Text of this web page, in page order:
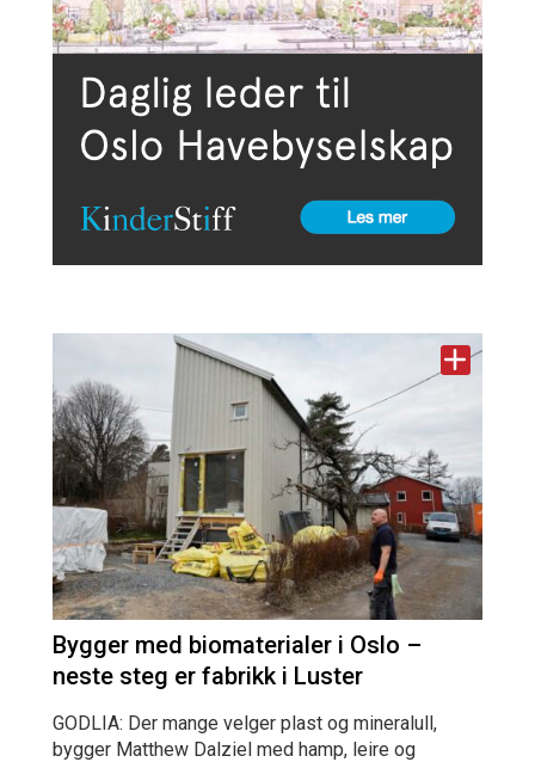
Bygger med biomaterialer i Oslo –
neste steg er fabrikk i Luster
GODLIA: Der mange velger plast og mineralull,
bygger Matthew Dalziel med hamp, leire og